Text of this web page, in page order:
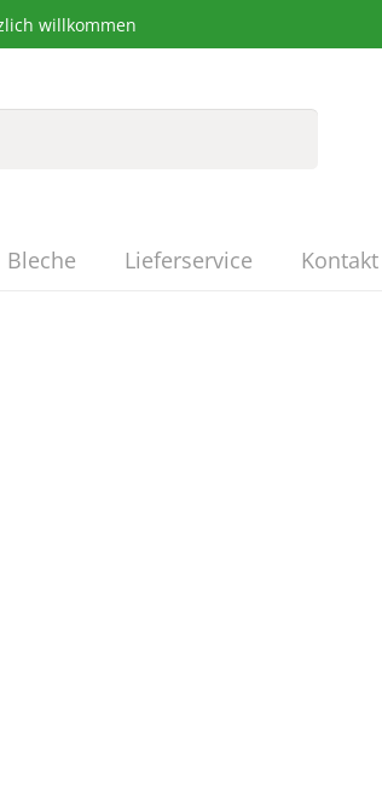
willkommen
Bleche Lieferservice Kontakt